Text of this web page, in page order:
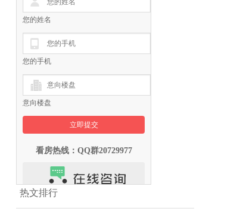
您的姓名
您的手机
意向楼盘
看房热线：QQ群20729977
热文排行